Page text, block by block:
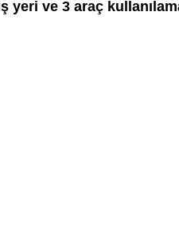
yeri ve 3 araç